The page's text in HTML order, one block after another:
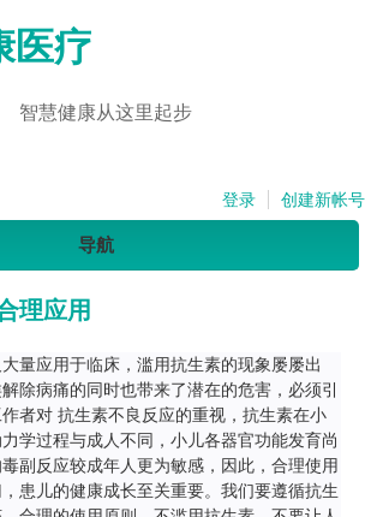
医疗
智慧健康从这里起步
登录 创建新帐号
导航
理应用
量应用于临床，滥用抗生素的现象屡屡出
除病痛的同时也带来了潜在的危害，必须引
者对 抗生素不良反应的重视，抗生素在小
学过程与成人不同，小儿各器官功能发育尚
副反应较成年人更为敏感，因此，合理使用
患儿的健康成长至关重要。我们要遵循抗生